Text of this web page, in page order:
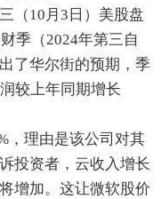
（10月3日）美股盘
季（2024年第三自
了华尔街的预期，季
较上年同期增长
，理由是该公司对其
投资者，云收入增长
增加。这让微软股价